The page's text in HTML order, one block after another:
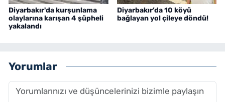
Diyarbakır'da kurşunlama
olaylarına karışan 4 şüpheli
yakalandı
Diyarbakır’da 10 köyü
bağlayan yol çileye döndü!
Yorumlar